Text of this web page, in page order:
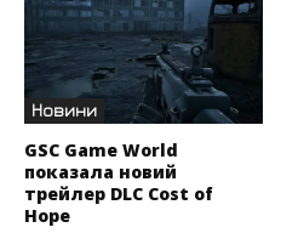
Новини
GSC Game World
показала новий
трейлер DLC Cost of
Hope